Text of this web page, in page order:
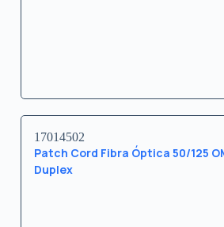
17014502
Patch Cord Fibra Óptica 50/125
Duplex